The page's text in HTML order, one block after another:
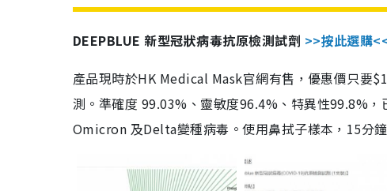
DEEPBLUE 新型冠狀病毒抗原檢測試劑 >>按此選購
產品現時於HK Medical Mask官網有售，優惠價只要
測。準確度 99.03%、靈敏度96.4%、特異性99.8%
Omicron 及Delta變種病毒。使用鼻拭子樣本，15分鐘